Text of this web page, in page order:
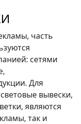
часть
сетями
Для
вывески,
являются
так и